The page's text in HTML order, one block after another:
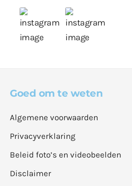
Goed om te weten
Algemene voorwaarden
Privacyverklaring
Beleid foto’s en videobeelden
Disclaimer